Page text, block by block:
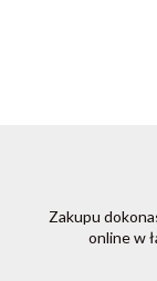
Zakupu
online w